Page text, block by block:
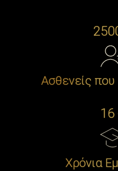
Ασθενείς που
16
Χρόνια